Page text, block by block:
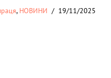
, НОВИНИ 19/11/2025